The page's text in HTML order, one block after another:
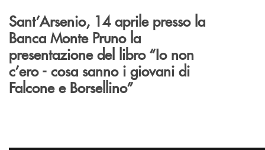
Sant’Arsenio, 14 aprile presso la
Banca Monte Pruno la
presentazione del libro “Io non
c’ero - cosa sanno i giovani di
Falcone e Borsellino”